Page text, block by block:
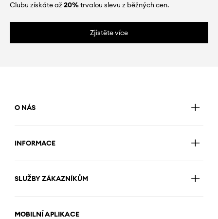
Clubu získáte až20%trvalou slevu z běžných cen.
Zjistěte více
O NÁS
INFORMACE
SLUŽBY ZÁKAZNÍKŮM
MOBILNÍ APLIKACE